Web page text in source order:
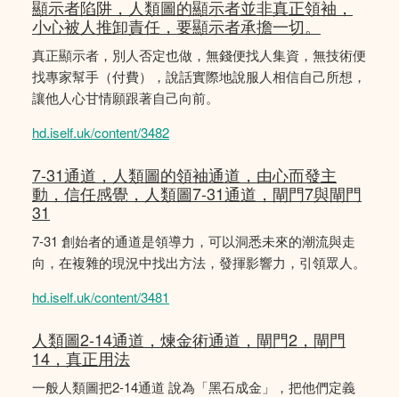
顯示者陷阱，人類圖的顯示者並非真正領袖，
小心被人推卸責任，要顯示者承擔一切。
真正顯示者，別人否定也做，無錢便找人集資，無技術便
找專家幫手（付費），說話實際地說服人相信自己所想，
讓他人心甘情願跟著自己向前。
hd.iself.uk/content/3482
7-31通道，人類圖的領袖通道，由心而發主
動，信任感覺，人類圖7-31通道，閘門7與閘門
31
7-31 創始者的通道是領導力，可以洞悉未來的潮流與走
向，在複雜的現況中找出方法，發揮影響力，引領眾人。
hd.iself.uk/content/3481
人類圖2-14通道，煉金術通道，閘門2，閘門
14，真正用法
一般人類圖把2-14通道 說為「黑石成金」，把他們定義